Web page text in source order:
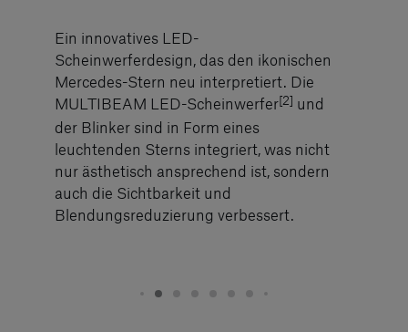
Ein innovatives LED-
Scheinwerferdesign, das den ikonischen
Mercedes-Stern neu interpretiert. Die
MULTIBEAM LED-Scheinwerfer[2] und
der Blinker sind in Form eines
leuchtenden Sterns integriert, was nicht
nur ästhetisch ansprechend ist, sondern
auch die Sichtbarkeit und
Blendungsreduzierung verbessert.